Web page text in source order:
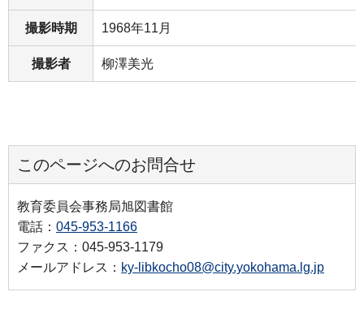
撮影時期 1968年11月
撮影者 柳澤美光
このページへのお問合せ
教育委員会事務局旭図書館
電話： 045-953-1166
ファクス：045-953-1179
メールアドレス： ky-libkocho08@city.yokohama.lg.jp